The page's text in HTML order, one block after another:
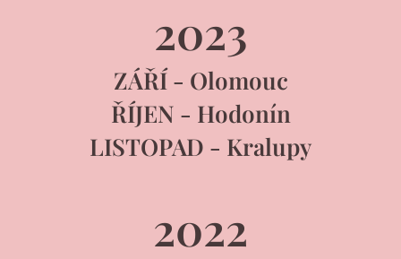
2023
ZÁŘÍ - Olomouc
ŘÍJEN - Hodonín
LISTOPAD - Kralupy
2022